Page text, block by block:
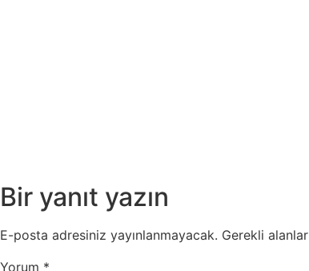
Bir yanıt yazın
E-posta adresiniz yayınlanmayacak. Gerekli alanlar
Yorum *